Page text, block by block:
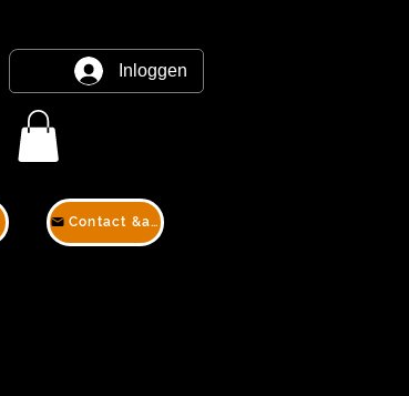
Inloggen
Contact &amp; Offerte